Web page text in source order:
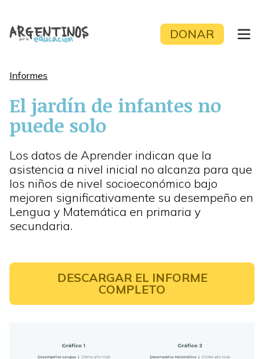
content
DONAR
Informes
El jardín de infantes no
puede solo
Los datos de Aprender indican que la
asistencia a nivel inicial no alcanza para que
los niños de nivel socioeconómico bajo
mejoren significativamente su desempeño en
Lengua y Matemática en primaria y
secundaria.
DESCARGAR EL INFORME
COMPLETO